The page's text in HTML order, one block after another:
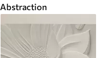
Abstraction